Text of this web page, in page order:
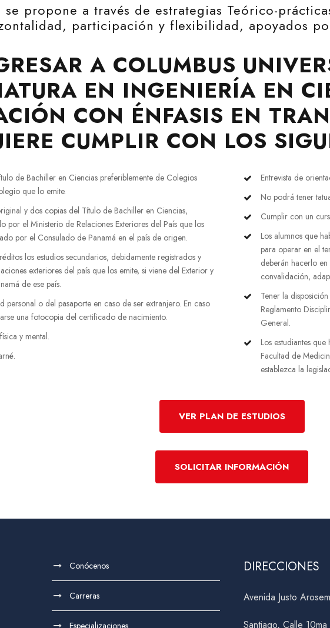
se propone a través de estrategias Teórico-
participación y flexibilidad, apoyados
A COLUMBUS
EN INGENIERÍA EN
CON ÉNFASIS EN
CUMPLIR CON LOS
de Bachiller en Ciencias preferiblemente de Colegios
que lo emite.
y dos copias del Título de Bachiller en Ciencias,
por el Ministerio de Relaciones Exteriores del País que los
por el Consulado de Panamá en el país de origen.
los estudios secundarios, debidamente registrados y
exteriores del país que los emite, si viene del Exterior y
de ese país.
personal o del pasaporte en caso de ser extranjero. En caso
una fotocopia del certificado de nacimiento.
y mental.
Entrevista de
No podrá tener
Cumplir con un
Los alumnos que
para operar en el
deberán hacerlo
convalidación,
Tener la
Reglamento
General.
Los estudiantes
Facultad de
establezca la
VER PLAN DE ESTUDIOS
SOLICITAR INFORMACIÓN
Conócenos
Carreras
DIRECCIONES
Avenida Justo
Santiago, Calle